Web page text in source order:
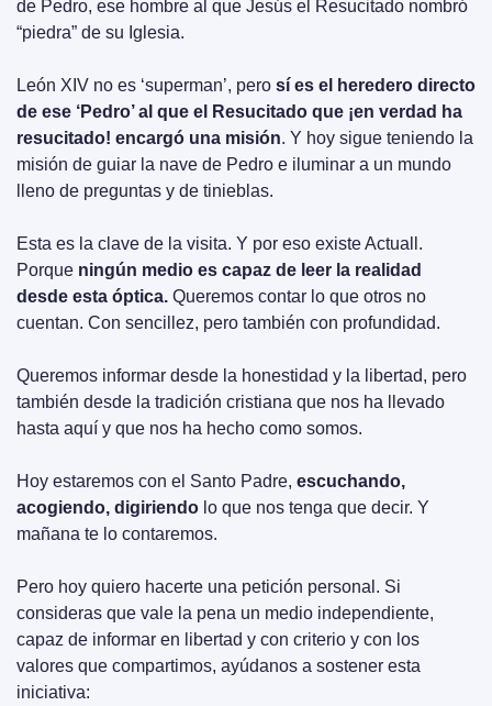
de Pedro, ese hombre al que Jesús el Resucitado nombró
“piedra” de su Iglesia.
León XIV no es ‘superman’, pero sí es el heredero directo
de ese ‘Pedro’ al que el Resucitado que ¡en verdad ha
resucitado! encargó una misión. Y hoy sigue teniendo la
misión de guiar la nave de Pedro e iluminar a un mundo
lleno de preguntas y de tinieblas.
Esta es la clave de la visita. Y por eso existe Actuall.
Porque ningún medio es capaz de leer la realidad
desde esta óptica. Queremos contar lo que otros no
cuentan. Con sencillez, pero también con profundidad.
Queremos informar desde la honestidad y la libertad, pero
también desde la tradición cristiana que nos ha llevado
hasta aquí y que nos ha hecho como somos.
Hoy estaremos con el Santo Padre, escuchando,
acogiendo, digiriendo lo que nos tenga que decir. Y
mañana te lo contaremos.
Pero hoy quiero hacerte una petición personal. Si
consideras que vale la pena un medio independiente,
capaz de informar en libertad y con criterio y con los
valores que compartimos, ayúdanos a sostener esta
iniciativa: